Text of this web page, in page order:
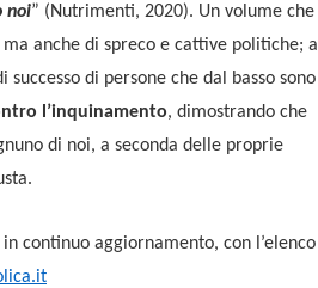
noi” (Nutrimenti, 2020). Un volume che
anche di spreco e cattive politiche; a
di persone che dal basso sono
l’inquinamento, dimostrando che
di noi, a seconda delle proprie
continuo aggiornamento, con l’elenco